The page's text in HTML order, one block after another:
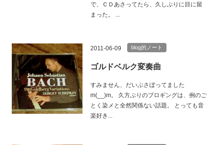
で、ＣＤあさってたら、久しぶりに目に留
まった。 ...
2011-06-09 blog的ノート
ゴルドベルク変奏曲
すみません、だいぶさぼってました
m(__)m。 久方ぶりのブロギングは、例のご
とく染メと全然関係ない話題。 とっても音
楽好き...